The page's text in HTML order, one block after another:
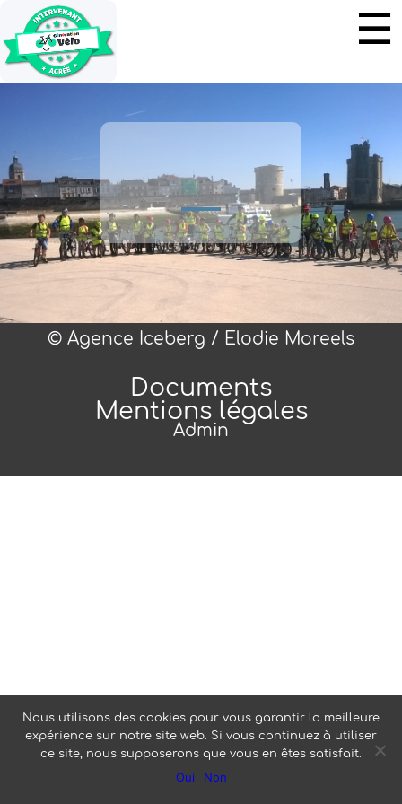
© Agence Iceberg / Elodie Moreels
Documents
Mentions légales
Admin
Nous utilisons des cookies pour vous garantir la meilleure
expérience sur notre site web. Si vous continuez à utiliser
ce site, nous supposerons que vous en êtes satisfait.
Oui Non